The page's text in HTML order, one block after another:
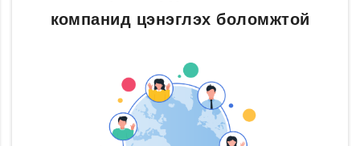
компанид цэнэглэх боломжтой